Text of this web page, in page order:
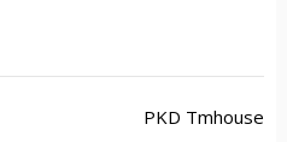
PKD Tmhouse